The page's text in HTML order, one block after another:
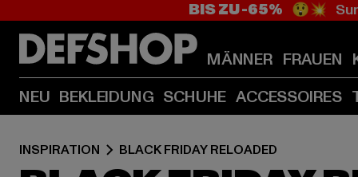
BIS ZU -65% 😲💥
MÄNNER FRAUEN
NEU BEKLEIDUNG SCHUHE ACCESSOIRES
INSPIRATION BLACK FRIDAY RELOADED